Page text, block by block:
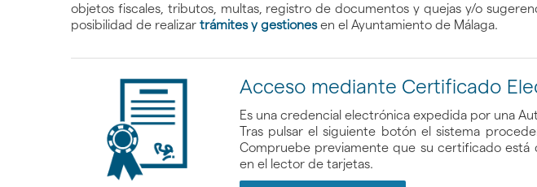
objetos fiscales, tributos, multas, registro de documentos y quejas y/o
posibilidad de realizar trámites y gestionesen el Ayuntamiento de Málaga.
Acceso mediante Certificado
Es una credencial electrónica expedida por una
Tras pulsar el siguiente botón el sistema
Compruebe previamente que su certificado está
en el lector de tarjetas.